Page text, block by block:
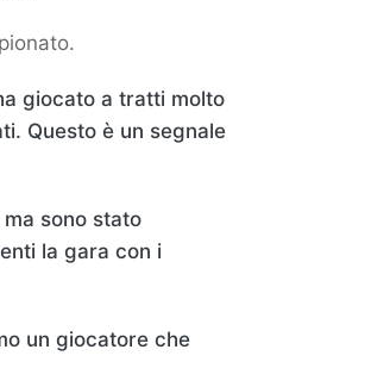
giocato a tratti molto
Questo è un segnale
sono stato
la gara con i
un giocatore che